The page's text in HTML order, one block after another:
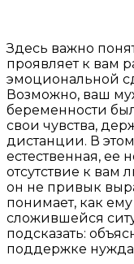
Здесь важно
проявляет к вам
эмоциональной
Возможно, ваш
беременности
свои чувства,
дистанции. В
естественная, ее
отсутствие к вам
он не привык
понимает, как
сложившейся
подсказать:
поддержке